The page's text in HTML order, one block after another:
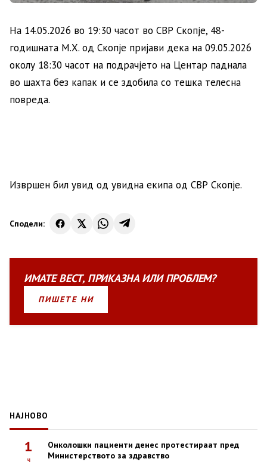
На 14.05.2026 во 19:30 часот во СВР Скопје, 48-
годишната М.Х. од Скопје пријави дека на 09.05.2026
околу 18:30 часот на подрачјето на Центар паднала
во шахта без капак и се здобила со тешка телесна
повреда.
Извршен бил увид од увидна екипа од СВР Скопје.
Сподели:
ИМАТЕВЕСТ, ПРИКАЗНАИЛИПРОБЛЕМ?
ПИШЕТЕ НИ
НАЈНОВО
1
ч
Онколошки пациенти денес протестираат пред
Министерството за здравство